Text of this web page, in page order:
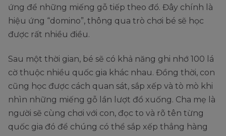
ứng để những miếng gỗ tiếp theo đổ. Đây chính là
hiệu ứng “domino”, thông qua trò chơi bé sẽ học
được rất nhiều điều.
Sau một thời gian, bé sẽ có khả năng ghi nhớ 100 lá
cờ thuộc nhiều quốc gia khác nhau. Đồng thời, con
cũng học được cách quan sát, sắp xếp và tò mò khi
nhìn những miếng gỗ lần lượt đổ xuống. Cha mẹ là
người sẽ cùng chơi với con, đọc to và rõ tên từng
quốc gia đó để chúng có thể sắp xếp thẳng hàng